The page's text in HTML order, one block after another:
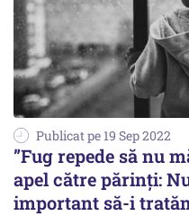
Publicat pe 19 Sep 2022
”Fug repede să nu
apel către părinți:
important să-i